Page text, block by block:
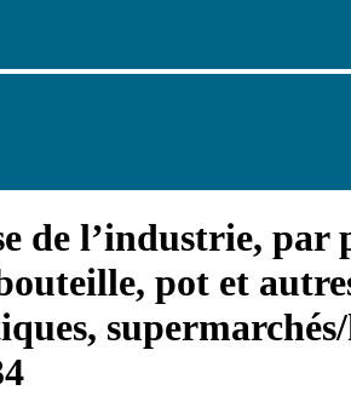
de l’industrie,
pot et